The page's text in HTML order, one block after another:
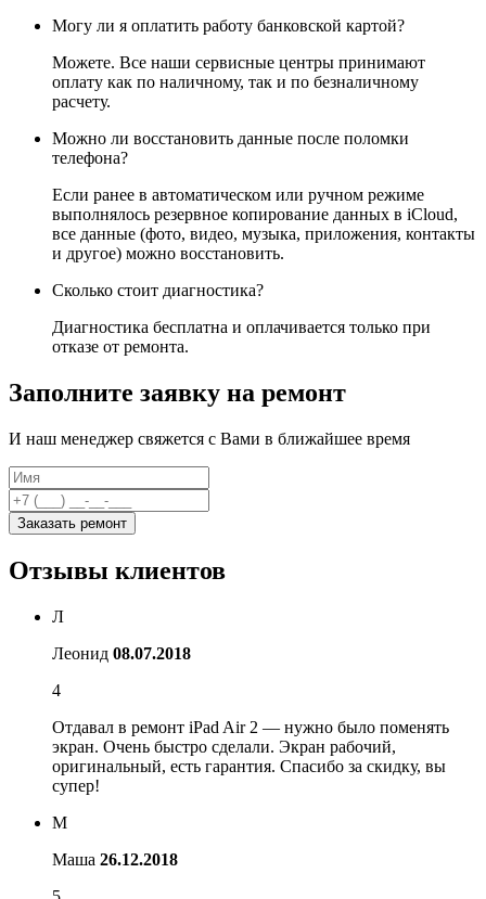
Могу ли я оплатить работу банковской картой?
Можете. Все наши сервисные центры принимают
оплату как по наличному, так и по безналичному
расчету.
Можно ли восстановить данные после поломки
телефона?
Если ранее в автоматическом или ручном режиме
выполнялось резервное копирование данных в iCloud,
все данные (фото, видео, музыка, приложения, контакты
и другое) можно восстановить.
Сколько стоит диагностика?
Диагностика бесплатна и оплачивается только при
отказе от ремонта.
Заполните заявку на ремонт
И наш менеджер свяжется с Вами в ближайшее время
Заказать ремонт
Отзывы клиентов
Л
Леонид 08.07.2018
4
Отдавал в ремонт iPad Air 2 — нужно было поменять
экран. Очень быстро сделали. Экран рабочий,
оригинальный, есть гарантия. Спасибо за скидку, вы
супер!
М
Маша 26.12.2018